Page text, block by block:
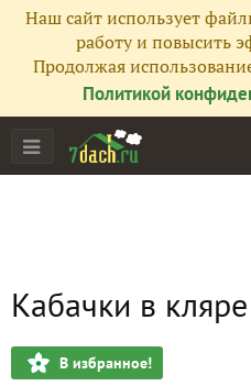
Наш сайт использует
работу и повысить
Продолжая
Политикой
Кабачки в
В избранное!